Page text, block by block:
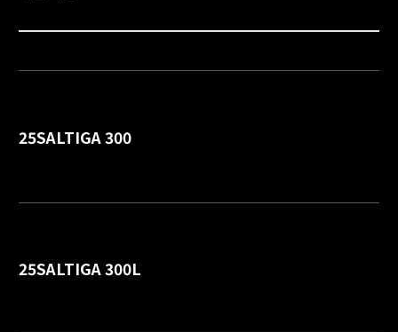
25SALTIGA 300
25SALTIGA 300L